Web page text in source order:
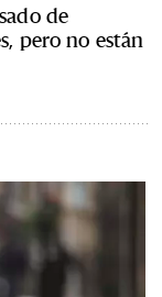
de
pero no están